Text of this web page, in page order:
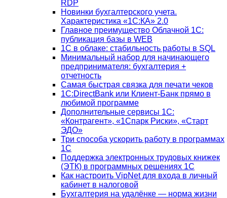
RDP
Новинки бухгалтерского учета.
Характеристика «1С:КА» 2.0
Главное преимущество Облачной 1С:
публикация базы в WEB
1С в облаке: стабильность работы в SQL
Минимальный набор для начинающего
предпринимателя: бухгалтерия +
отчетность
Самая быстрая связка для печати чеков
1С:DirectBank или Клиент-Банк прямо в
любимой программе
Дополнительные сервисы 1С:
«Контрагент», «1Спарк Риски», «Старт
ЭДО»
Три способа ускорить работу в программах
1С
Поддержка электронных трудовых книжек
(ЭТК) в программных решениях 1С
Как настроить VipNet для входа в личный
кабинет в налоговой
Бухгалтерия на удалёнке — норма жизни